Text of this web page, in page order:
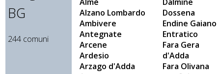
BG
244 comuni
Alzano Lombardo
Ambivere
Antegnate
Arcene
Ardesio
Arzago d'Adda
Dossena
Endine Gaiano
Entratico
Fara Gera
d'Adda
Fara Olivana